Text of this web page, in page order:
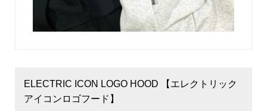
ELECTRIC ICON LOGO HOOD 【エレクトリック
アイコンロゴフード】